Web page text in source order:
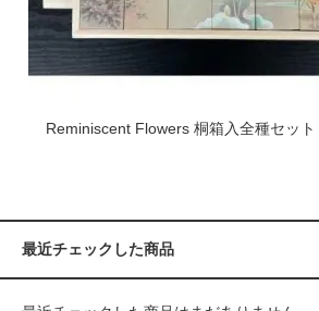
Reminiscent Flowers 桐箱入全種セット
最近チェックした商品